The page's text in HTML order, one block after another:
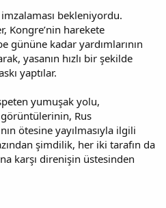
imzalaması bekleniyordu.
Kongre’nin harekete
gününe kadar yardımlarının
yasanın hızlı bir şekilde
yaptılar.
yumuşak yolu,
görüntülerinin, Rus
ötesine yayılmasıyla ilgili
şimdilik, her iki tarafın da
karşı direnişin üstesinden